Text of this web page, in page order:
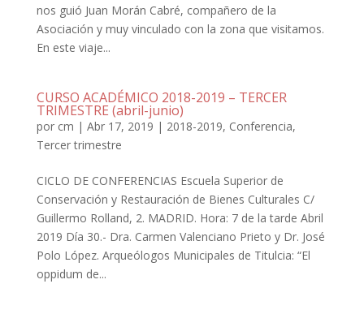
nos guió Juan Morán Cabré, compañero de la
Asociación y muy vinculado con la zona que visitamos.
En este viaje...
CURSO ACADÉMICO 2018-2019 – TERCER
TRIMESTRE (abril-junio)
por cm | Abr 17, 2019 | 2018-2019, Conferencia,
Tercer trimestre
CICLO DE CONFERENCIAS Escuela Superior de
Conservación y Restauración de Bienes Culturales C/
Guillermo Rolland, 2. MADRID. Hora: 7 de la tarde Abril
2019 Día 30.- Dra. Carmen Valenciano Prieto y Dr. José
Polo López. Arqueólogos Municipales de Titulcia: “El
oppidum de...